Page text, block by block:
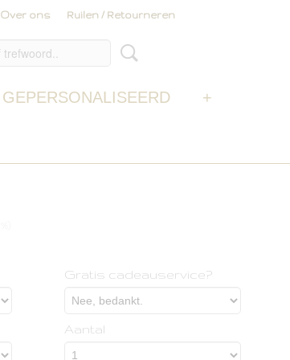
Over ons Ruilen / Retourneren
GEPERSONALISEERD +
Gratis cadeauservice?
Aantal